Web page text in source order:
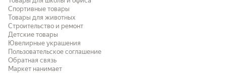
Спортивные товары
Товары для животных
Строительство и ремонт
Детские товары
Ювелирные украшения
Пользовательское соглашение
Обратная связь
Маркет нанимает